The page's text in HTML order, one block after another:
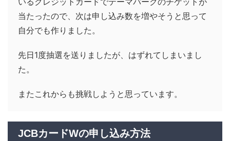
当たったので、次は申し込み数を増やそうと思って
自分でも作りました。
先日1度抽選を送りましたが、はずれてしまいまし
た。
またこれからも挑戦しようと思っています。
JCBカードWの申し込み方法